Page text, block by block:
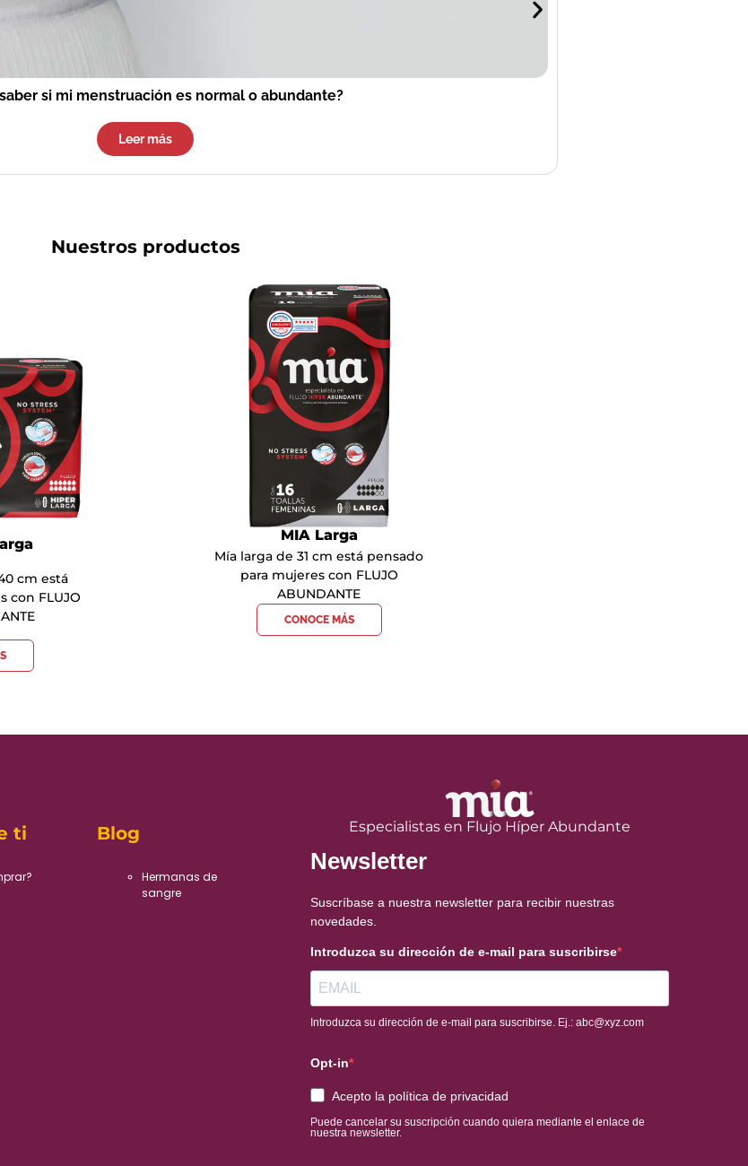
si mi menstruación es normal o abundante?
Leer más
Nuestros productos
cm está
con FLUJO
MIA Larga
Mía larga de 31 cm está pensado
para mujeres con FLUJO
ABUNDANTE
CONOCE MÁS
ti Blog
Hermanas de
sangre
Especialistas en Flujo Híper Abundante
Newsletter
Suscríbase a nuestra newsletter para recibir nuestras
novedades.
Introduzca su dirección de e-mail para suscribirse
Introduzca su dirección de e-mail para suscribirse. Ej.: abc@xyz.com
Opt-in
Acepto la política de privacidad
Puede cancelar su suscripción cuando quiera mediante el enlace de
nuestra newsletter.